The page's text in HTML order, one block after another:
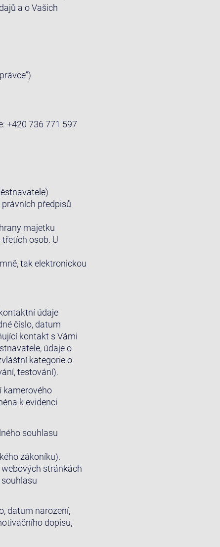
a o Vašich
+420 736 771 597
předpisů
majetku
osob. U
tak elektronickou
údaje
číslo, datum
kontakt s Vámi
údaje o
kategorie o
testování).
kamerového
k evidenci
souhlasu
zákoníku).
webových stránkách
datum narození,
dopisu,